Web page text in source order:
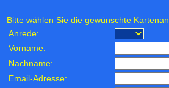
Bitte wählen Sie die gewünschte
Anrede:
Vorname:
Nachname:
Email-Adresse: